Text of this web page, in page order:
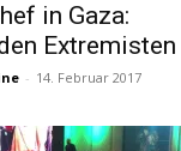
in Gaza:
Extremisten
- 14. Februar 2017